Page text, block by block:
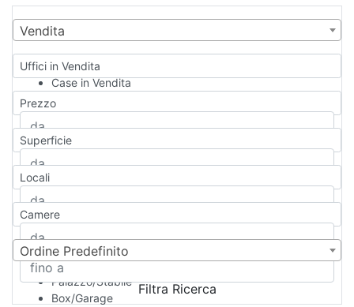
Vendita
Uffici in Vendita
Case in Vendita
Qualsiasi
Appartamento
Casa indipendente
Casa Semi-indipendente
Attico/Mansarda
Rustico/Casale
Camera d'Albergo
Multiproprietà
Palazzo/Stabile
Box/Garage
Prezzo
Superficie
Locali
Camere
Ordine Predefinito
Filtra Ricerca